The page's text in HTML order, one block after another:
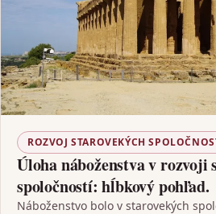
ROZVOJ STAROVEKÝCH
Úloha náboženstva v rozvoji
spoločností: hĺbkový pohľad.
Náboženstvo bolo v starovekých